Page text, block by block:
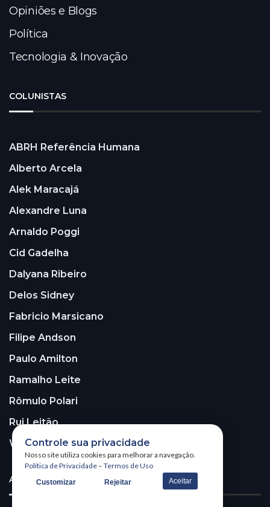
Opiniões e Blogs
Política
Tecnologia & Inovação
COLUNISTAS
ABRH Referência Humana
Alberto Arcela
Alek Maracajá
Alexandre Luna
Arnaldo Poggi
Cid Gadelha
Dalyana Ribeiro
Delos Sidney
Fabricio Marsicano
Filipe Andson
Paulo Amilton
Ramalho Leite
Rômulo Polari
Rui Leitão
Walter Santos
ASSINE A NOSSA NEWSLETTER!
Controle sua privacidade
Nosso site utiliza cookies para melhorar a navegação.
Política de Privacidade – Termos de Uso
Customizar Rejeitar Aceitar